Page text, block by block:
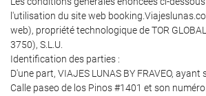
l'utilisation du site web
web), propriété technologique de TOR
3750), S.L.U.
Identification des parties :
D'une part, VIAJES LUNAS BY FRAVEO, ayant
Calle paseo de los Pinos #1401 et son